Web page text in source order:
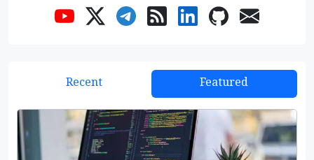
Featured
Recent